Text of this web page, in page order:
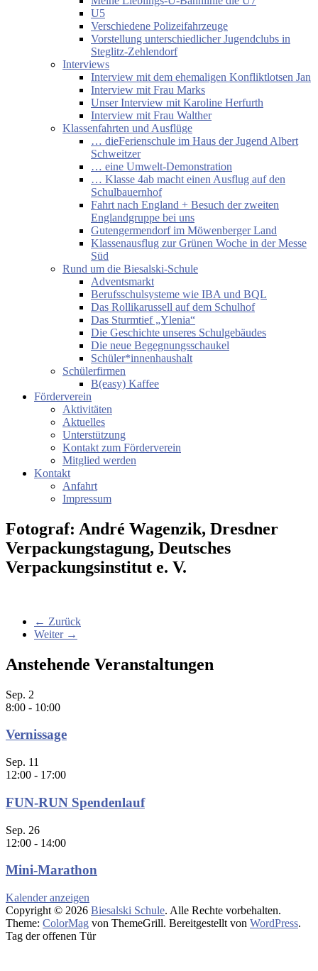
U5
Verschiedene Polizeifahrzeuge
Vorstellung unterschiedlicher Jugendclubs in
Steglitz-Zehlendorf
Interviews
Interview mit dem ehemaligen Konfliktlotsen Jan
Interview mit Frau Marks
Unser Interview mit Karoline Herfurth
Interview mit Frau Walther
Klassenfahrten und Ausflüge
… dieFerienschule im Haus der Jugend Albert
Schweitzer
… eine Umwelt-Demonstration
… Klasse 4ab macht einen Ausflug auf den
Schulbauernhof
Fahrt nach England + Besuch der zweiten
Englandgruppe bei uns
Gutengermendorf im Möwenberger Land
Klassenausflug zur Grünen Woche in der Messe
Süd
Rund um die Biesalski-Schule
Adventsmarkt
Berufsschulsysteme wie IBA und BQL
Das Rollikarussell auf dem Schulhof
Das Sturmtief „Ylenia“
Die Geschichte unseres Schulgebäudes
Die neue Begegnungsschaukel
Schüler*innenhaushalt
Schülerfirmen
B(easy) Kaffee
Förderverein
Aktivitäten
Aktuelles
Unterstützung
Kontakt zum Förderverein
Mitglied werden
Kontakt
Anfahrt
Impressum
Fotograf: André Wagenzik, Dresdner
Verpackungstagung, Deutsches
Verpackungsinstitut e. V.
← Zurück
Weiter →
Anstehende Veranstaltungen
Sep. 2
8:00 - 10:00
Vernissage
Sep. 11
12:00 - 17:00
FUN-RUN Spendenlauf
Sep. 26
12:00 - 14:00
Mini-Marathon
Kalender anzeigen
Copyright © 2026 Biesalski Schule. Alle Rechte vorbehalten.
Theme: ColorMag von ThemeGrill. Bereitgestellt von WordPress.
Tag der offenen Tür